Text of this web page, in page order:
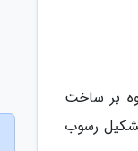
بر ساخت
رسوب